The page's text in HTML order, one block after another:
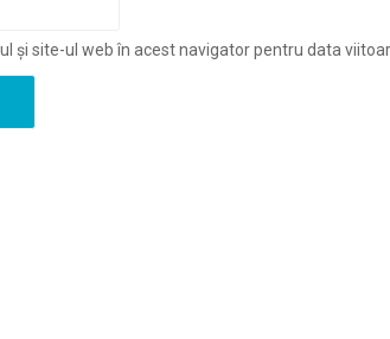
și site-ul web în acest navigator pentru data